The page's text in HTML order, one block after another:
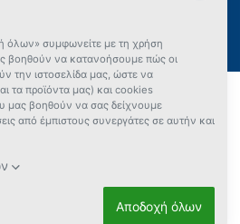
Προστασίας Προσωπικών Δεδομένων
Πώς μπορώ να αγοράσω;